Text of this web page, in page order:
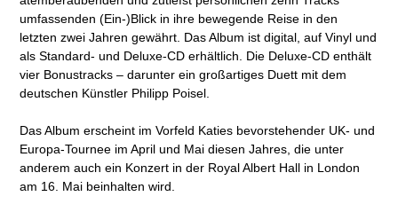
umfassenden (Ein-)Blick in ihre bewegende Reise in den
letzten zwei Jahren gewährt. Das Album ist digital, auf Vinyl und
als Standard- und Deluxe-CD erhältlich. Die Deluxe-CD enthält
vier Bonustracks – darunter ein großartiges Duett mit dem
deutschen Künstler Philipp Poisel.
Das Album erscheint im Vorfeld Katies bevorstehender UK- und
Europa-Tournee im April und Mai diesen Jahres, die unter
anderem auch ein Konzert in der Royal Albert Hall in London
am 16. Mai beinhalten wird.